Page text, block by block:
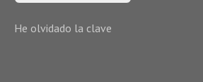
He olvidado la clave